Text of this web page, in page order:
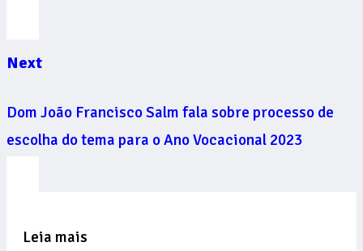
Next
Dom João Francisco Salm fala sobre processo de
escolha do tema para o Ano Vocacional 2023
Leia mais